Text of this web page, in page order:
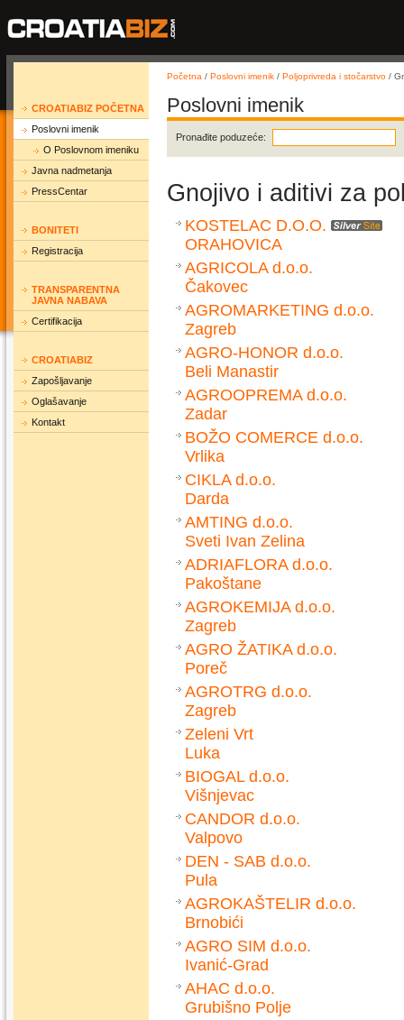
CROATIABIZ POČETNA
Poslovni imenik
O Poslovnom imeniku
Javna nadmetanja
PressCentar
BONITETI
Registracija
TRANSPARENTNA
JAVNA NABAVA
Certifikacija
CROATIABIZ
Zapošljavanje
Oglašavanje
Kontakt
Početna / Poslovni imenik / Poljoprivreda i stočarstvo /
Poslovni imenik
Pronađite poduzeće:
Gnojivo i aditivi za
KOSTELAC D.O.O.
ORAHOVICA
AGRICOLA d.o.o.
Čakovec
AGROMARKETING d.o.o.
Zagreb
AGRO-HONOR d.o.o.
Beli Manastir
AGROOPREMA d.o.o.
Zadar
BOŽO COMERCE d.o.o.
Vrlika
CIKLA d.o.o.
Darda
AMTING d.o.o.
Sveti Ivan Zelina
ADRIAFLORA d.o.o.
Pakoštane
AGROKEMIJA d.o.o.
Zagreb
AGRO ŽATIKA d.o.o.
Poreč
AGROTRG d.o.o.
Zagreb
Zeleni Vrt
Luka
BIOGAL d.o.o.
Višnjevac
CANDOR d.o.o.
Valpovo
DEN - SAB d.o.o.
Pula
AGROKAŠTELIR d.o.o.
Brnobići
AGRO SIM d.o.o.
Ivanić-Grad
AHAC d.o.o.
Grubišno Polje